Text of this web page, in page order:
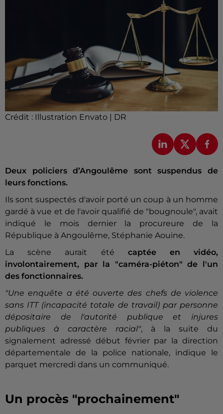
Crédit : Illustration Envato | DR
Deux policiers d’Angoulême sont suspendus de
leurs fonctions.
Ils sont suspectés d'avoir porté un coup à un homme
gardé à vue et de l'avoir qualifié de "bougnoule", avait
indiqué le mois dernier la procureure de la
République à Angoulême, Stéphanie Aouine.
La scène aurait été captée en vidéo,
involontairement, par la "caméra-piéton" de l'un
des fonctionnaires.
"Une enquête a été ouverte des chefs de violence
sans ITT (incapacité totale de travail) par personne
dépositaire de l'autorité publique et injures
publiques à caractère racial", à la suite du
signalement adressé début février par la direction
départementale de la police nationale, indique le
parquet mercredi dans un communiqué.
Un procès "prochainement"